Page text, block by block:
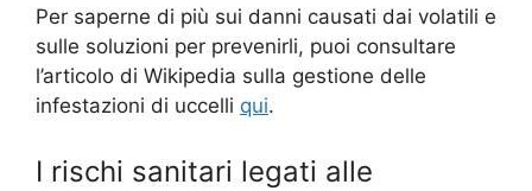
Per saperne di più sui danni causati dai volatili e
sulle soluzioni per prevenirli, puoi consultare
l’articolo di Wikipedia sulla gestione delle
infestazioni di uccelli qui.
I rischi sanitari legati alle